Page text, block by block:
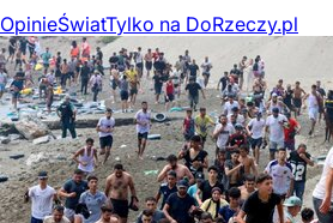
OpinieŚwiatTylko na DoRzeczy.pl